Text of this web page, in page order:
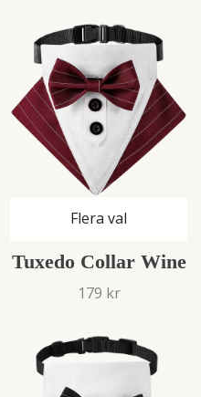
Flera val
Tuxedo Collar Wine
179 kr